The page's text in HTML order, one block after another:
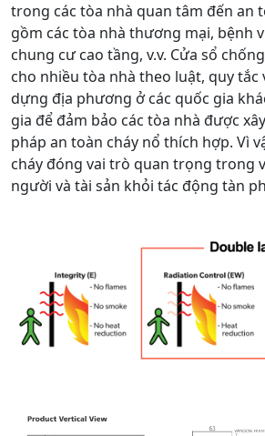
trong các tòa nhà quan tâm đến an
gồm các tòa nhà thương mại, bệnh
chung cư cao tầng, v.v. Cửa sổ
cho nhiều tòa nhà theo luật, quy tắc
dựng địa phương ở các quốc gia
gia để đảm bảo các tòa nhà được
pháp an toàn cháy nổ thích hợp. Vì
cháy đóng vai trò quan trọng trong
người và tài sản khỏi tác động tàn